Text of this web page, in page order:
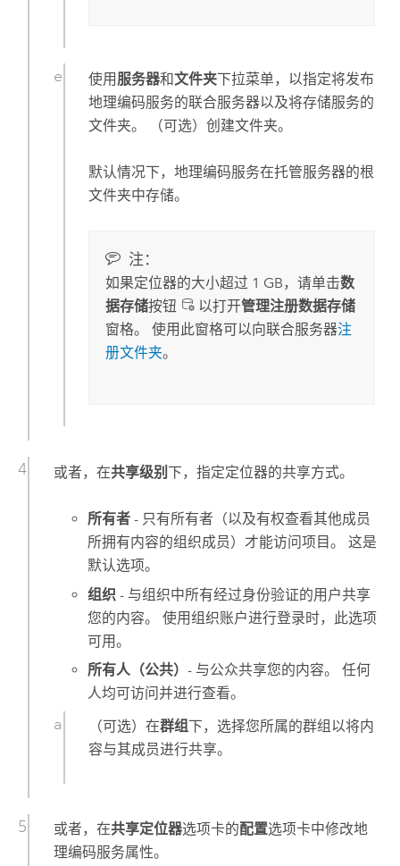
使用 服务器和文件夹下拉菜单，以指定将发布
地理编码服务的联合服务器以及将存储服务的
文件夹。 （可选）创建文件夹。
默认情况下，地理编码服务在托管服务器的根
文件夹中存储。
注：
如果定位器的大小超过 1 GB，请单击数
据存储按钮 以打开管理注册数据存储
窗格。 使用此窗格可以向联合服务器注
册文件夹。
或者，在共享级别 下，指定定位器的共享方式。
所有者 - 只有所有者（以及有权查看其他成员
所拥有内容的组织成员）才能访问项目。 这是
默认选项。
组织 - 与组织中所有经过身份验证的用户共享
您的内容。 使用组织账户进行登录时，此选项
可用。
所有人（公共）- 与公众共享您的内容。 任何
人均可访问并进行查看。
（可选）在群组下，选择您所属的群组以将内
容与其成员进行共享。
或者，在共享定位器选项卡的配置选项卡中修改地
理编码服务属性。